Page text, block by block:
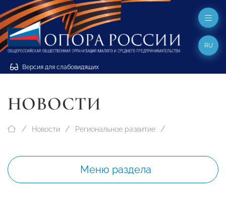
Версия для слабовидящих
RU
НОВОСТИ
Новости Региональное развитие
Меню раздела